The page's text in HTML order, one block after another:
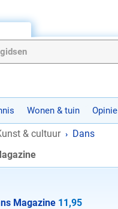
Wonen & tuin Opinie
& cultuur › Dans
Magazine 11,95